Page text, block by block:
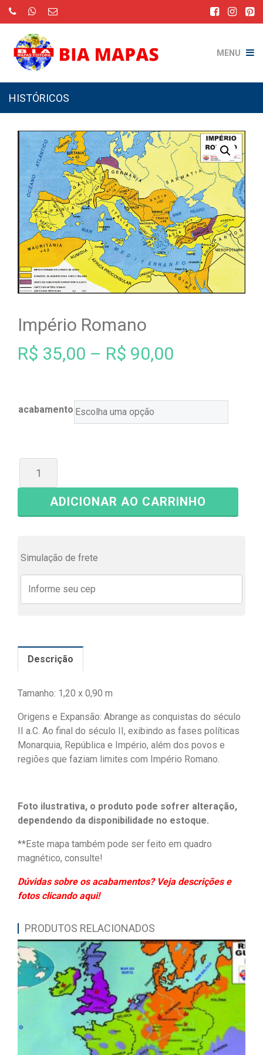
MENU
HISTÓRICOS
Império Romano
R$ 35,00 – R$ 90,00
acabamento
ADICIONAR AO CARRINHO
Simulação de frete
Descrição
Tamanho: 1,20 x 0,90 m
Origens e Expansão: Abrange as conquistas do século
II a.C. Ao final do século II, exibindo as fases políticas
Monarquia, República e Império, além dos povos e
regiões que faziam limites com Império Romano.
Foto ilustrativa, o produto pode sofrer alteração,
dependendo da disponibilidade no estoque.
**Este mapa também pode ser feito em quadro
magnético, consulte!
Dúvidas sobre os acabamentos? Veja descrições e
fotos clicando aqui!
PRODUTOS RELACIONADOS